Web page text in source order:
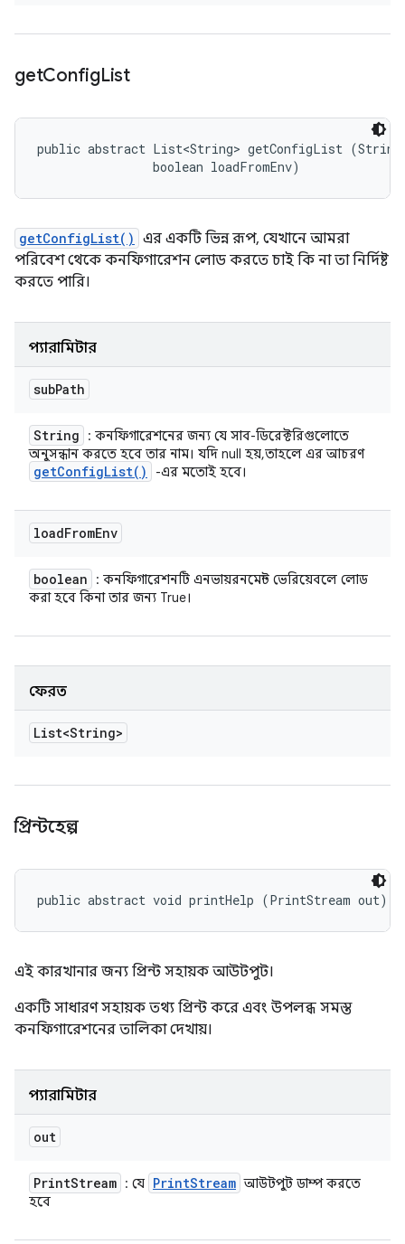
getConfigList
public abstract List<String> getConfigList
                boolean loadFromEnv)
getConfigList() এর একটি ভিন্ন রূপ, যেখানে আমরা
পরিবেশ থেকে কনফিগারেশন লোড করতে চাই কি না তা নির্দিষ্ট
করতে পারি।
প্যারামিটার
subPath
String
: কনফিগারেশনের জন্য যে সাব-ডিরেক্টরিগুলোতে
অনুসন্ধান করতে হবে তার নাম। যদি null হয়, তাহলে এর আচরণ
getConfigList( ) -এর মতোই হবে।
loadFromEnv
boolean
: কনফিগারেশনটি এনভায়রনমেন্ট ভেরিয়েবলে লোড
করা হবে কিনা তার জন্য True।
ফেরত
List<String>
প্রিন্টহেল্প
public abstract void printHelp (PrintStream out)
এই কারখানার জন্য প্রিন্ট সহায়ক আউটপুট।
একটি সাধারণ সহায়ক তথ্য প্রিন্ট করে এবং উপলব্ধ সমস্ত
কনফিগারেশনের তালিকা দেখায়।
প্যারামিটার
out
PrintStream : যে PrintStream আউটপুট ডাম্প করতে
হবে